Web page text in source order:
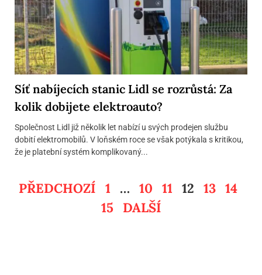
Síť nabíjecích stanic Lidl se rozrůstá: Za
kolik dobijete elektroauto?
Společnost Lidl již několik let nabízí u svých prodejen službu
dobití elektromobilů. V loňském roce se však potýkala s kritikou,
že je platební systém komplikovaný...
PŘEDCHOZÍ 1 … 10 11 12 13 14
15
DALŠÍ